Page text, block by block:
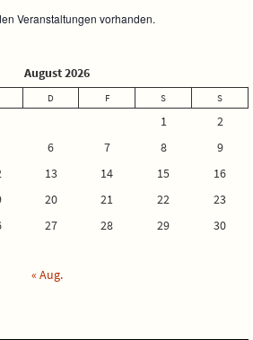
Veranstaltungen vorhanden.
August 2026
D F S S
1
2
6 7 8
9
13 14 15
16
20 21 22
23
27 28 29
30
« Aug.